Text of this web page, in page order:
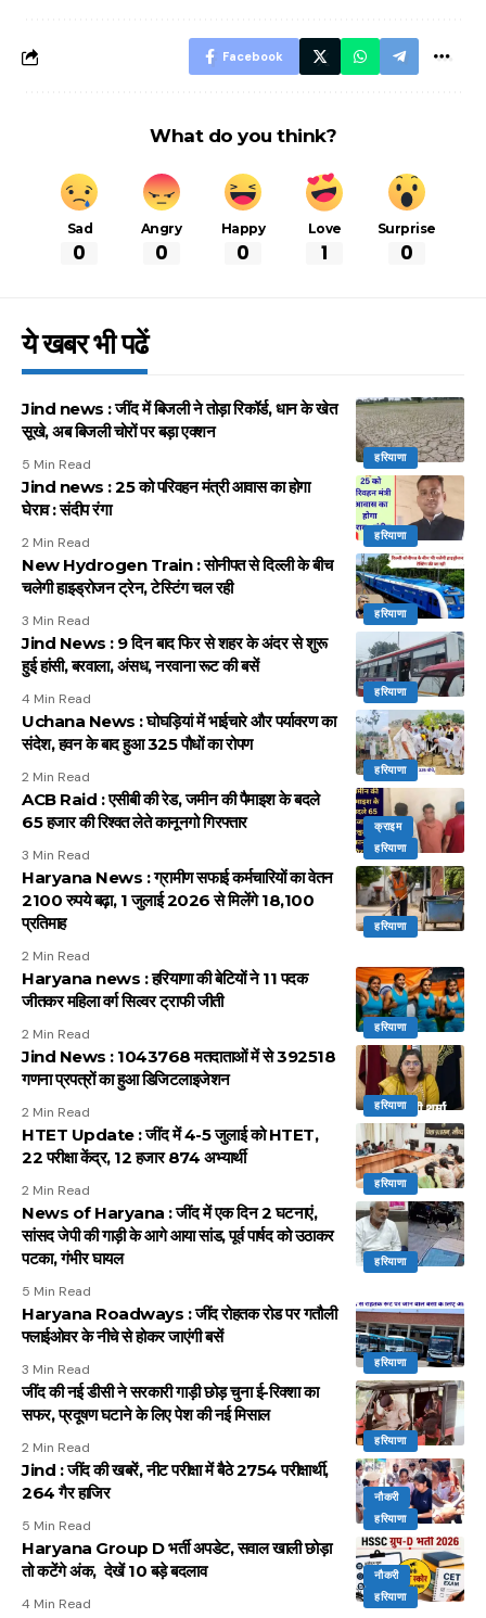
Facebook
What do you think?
Sad
0
Angry
0
Happy
0
Love
1
Surprise
0
ये खबर भी पढें
हरियाणा
Jind news : जींद में बिजली ने तोड़ा रिकॉर्ड, धान के खेत
सूखे, अब बिजली चोरों पर बड़ा एक्शन
5 Min Read
हरियाणा
Jind news : 25 को परिवहन मंत्री आवास का होगा
घेराव : संदीप रंगा
2 Min Read
हरियाणा
New Hydrogen Train : सोनीपत से दिल्ली के बीच
चलेगी हाइड्रोजन ट्रेन, टेस्टिंग चल रही
3 Min Read
हरियाणा
Jind News : 9 दिन बाद फिर से शहर के अंदर से शुरू
हुई हांसी, बरवाला, अंसध, नरवाना रूट की बसें
4 Min Read
हरियाणा
Uchana News : घोघड़ियां में भाईचारे और पर्यावरण का
संदेश, हवन के बाद हुआ 325 पौधों का रोपण
2 Min Read
क्राइम
हरियाणा
ACB Raid : एसीबी की रेड, जमीन की पैमाइश के बदले
65 हजार की रिश्वत लेते कानूनगो गिरफ्तार
3 Min Read
हरियाणा
Haryana News : ग्रामीण सफाई कर्मचारियों का वेतन
2100 रुपये बढ़ा, 1 जुलाई 2026 से मिलेंगे 18,100
प्रतिमाह
2 Min Read
हरियाणा
Haryana news : हरियाणा की बेटियों ने 11 पदक
जीतकर महिला वर्ग सिल्वर ट्राफी जीती
2 Min Read
हरियाणा
Jind News : 1043768 मतदाताओं में से 392518
गणना प्रपत्रों का हुआ डिजिटलाइजेशन
2 Min Read
हरियाणा
HTET Update : जींद में 4-5 जुलाई को HTET,
22 परीक्षा केंद्र, 12 हजार 874 अभ्यार्थी
2 Min Read
हरियाणा
News of Haryana : जींद में एक दिन 2 घटनाएं,
सांसद जेपी की गाड़ी के आगे आया सांड, पूर्व पार्षद को उठाकर
पटका, गंभीर घायल
5 Min Read
हरियाणा
Haryana Roadways : जींद रोहतक रोड पर गतौली
फ्लाईओवर के नीचे से होकर जाएंगी बसें
3 Min Read
हरियाणा
जींद की नई डीसी ने सरकारी गाड़ी छोड़ चुना ई-रिक्शा का
सफर, प्रदूषण घटाने के लिए पेश की नई मिसाल
2 Min Read
नौकरी
हरियाणा
Jind : जींद की खबरें, नीट परीक्षा में बैठे 2754 परीक्षार्थी,
264 गैर हाजिर
5 Min Read
नौकरी
हरियाणा
Haryana Group D भर्ती अपडेट, सवाल खाली छोड़ा
तो कटेंगे अंक, देखें 10 बड़े बदलाव
4 Min Read